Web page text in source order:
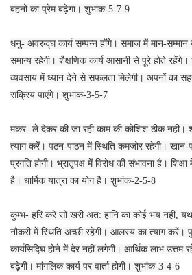
बहनों का प्रेम बढ़ेगा। शुभांक-5-7-9
धनु- अवरुद्घ कार्य सम्पन्न होंगे। समाज में मान-
समान्य रहेगी। शैक्षणिक कार्य आसानी से पूरे होते रहेंगे।
व्यवसाय में ध्यान देने से सफलता मिलेगी। अपनों का
सक्रिय पाएंगे। शुभांक-3-5-7
मकर- ले देकर की जा रही काम की कोशिश ठीक नहीं।
त्याग करें। पठन-पाठन में स्थिति कमजोर रहेगी। खान-
प्रगति होगी। भ्रातृपक्ष में विरोध की संभावना है।
है। धार्मिक यात्रा का योग है। शुभांक-2-5-8
कुम्भ- हरि करे सो खरी अत: हानि का कोई भय नहीं,
नौकरी में स्थिति अच्छी रहेगी। आलस्य का त्याग करें।
कार्यसिद्घि होने में देर नहीं लगेगी। आर्थिक लाभ उत्तम
बढ़ेगी। मांगलिक कार्य पर वार्ता होगी। शुभांक-3-4-6